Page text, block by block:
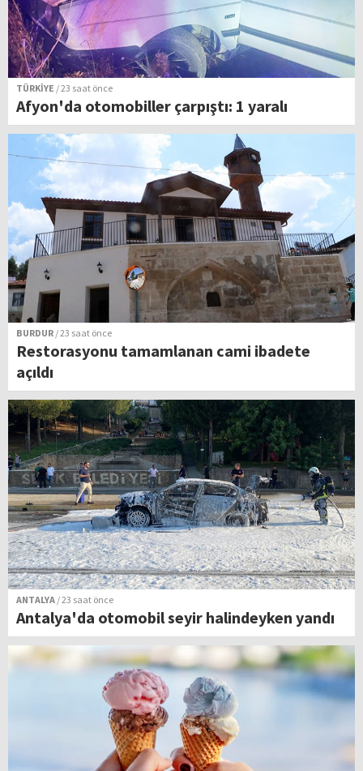
TÜRKİYE / 23 saat önce
Afyon'da otomobiller çarpıştı: 1 yaralı
BURDUR / 23 saat önce
Restorasyonu tamamlanan cami ibadete
açıldı
ANTALYA / 23 saat önce
Antalya'da otomobil seyir halindeyken yandı